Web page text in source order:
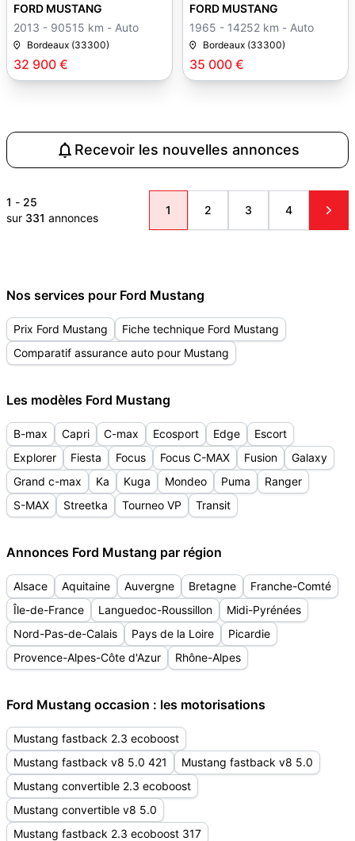
32 900 €
FORD MUSTANG
2013 - 90515 km - Auto
Bordeaux (33300)
35 000 €
FORD MUSTANG
1965 - 14252 km - Auto
Bordeaux (33300)
Recevoir les nouvelles annonces
1 - 25
sur 331 annonces
1 2 3 4
Nos services pour Ford Mustang
Prix Ford Mustang
Fiche technique Ford Mustang
Comparatif assurance auto pour Mustang
Les modèles Ford Mustang
B-max Capri C-max Ecosport Edge
Escort
Explorer
Fiesta Focus Focus C-MAX Fusion
Galaxy
Grand c-max
Ka Kuga Mondeo Puma
Ranger
S-MAX
Streetka Tourneo VP Transit
Annonces Ford Mustang par région
Alsace Aquitaine Auvergne Bretagne
Franche-Comté
Île-de-France
Languedoc-Roussillon
Midi-Pyrénées
Nord-Pas-de-Calais
Pays de la Loire
Picardie
Provence-Alpes-Côte d'Azur
Rhône-Alpes
Ford Mustang occasion : les motorisations
Mustang fastback 2.3 ecoboost
Mustang fastback v8 5.0 421
Mustang fastback v8 5.0
Mustang convertible 2.3 ecoboost
Mustang convertible v8 5.0
Mustang fastback 2.3 ecoboost 317